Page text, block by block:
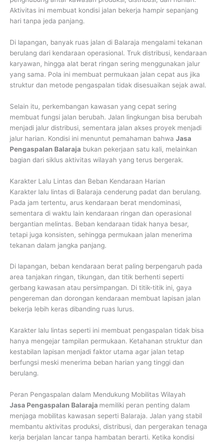
Aktivitas ini membuat kondisi jalan bekerja hampir sepanjang
hari tanpa jeda panjang.
Di lapangan, banyak ruas jalan di Balaraja mengalami tekanan
berulang dari kendaraan operasional. Truk distribusi, kendaraan
karyawan, hingga alat berat ringan sering menggunakan jalur
yang sama. Pola ini membuat permukaan jalan cepat aus jika
struktur dan metode pengaspalan tidak disesuaikan sejak awal.
Selain itu, perkembangan kawasan yang cepat sering
membuat fungsi jalan berubah. Jalan lingkungan bisa berubah
menjadi jalur distribusi, sementara jalan akses proyek menjadi
jalur harian. Kondisi ini menuntut pemahaman bahwa Jasa
Pengaspalan Balaraja bukan pekerjaan satu kali, melainkan
bagian dari siklus aktivitas wilayah yang terus bergerak.
Karakter Lalu Lintas dan Beban Kendaraan Harian
Karakter lalu lintas di Balaraja cenderung padat dan berulang.
Pada jam tertentu, arus kendaraan berat mendominasi,
sementara di waktu lain kendaraan ringan dan operasional
bergantian melintas. Beban kendaraan tidak hanya besar,
tetapi juga konsisten, sehingga permukaan jalan menerima
tekanan dalam jangka panjang.
Di lapangan, beban kendaraan berat paling berpengaruh pada
area tanjakan ringan, tikungan, dan titik berhenti seperti
gerbang kawasan atau persimpangan. Di titik-titik ini, gaya
pengereman dan dorongan kendaraan membuat lapisan jalan
bekerja lebih keras dibanding ruas lurus.
Karakter lalu lintas seperti ini membuat pengaspalan tidak bisa
hanya mengejar tampilan permukaan. Ketahanan struktur dan
kestabilan lapisan menjadi faktor utama agar jalan tetap
berfungsi meski menerima beban harian yang tinggi dan
berulang.
Peran Pengaspalan dalam Mendukung Mobilitas Wilayah
Jasa Pengaspalan Balaraja memiliki peran penting dalam
menjaga mobilitas kawasan seperti Balaraja. Jalan yang stabil
membantu aktivitas produksi, distribusi, dan pergerakan tenaga
kerja berjalan lancar tanpa hambatan berarti. Ketika kondisi